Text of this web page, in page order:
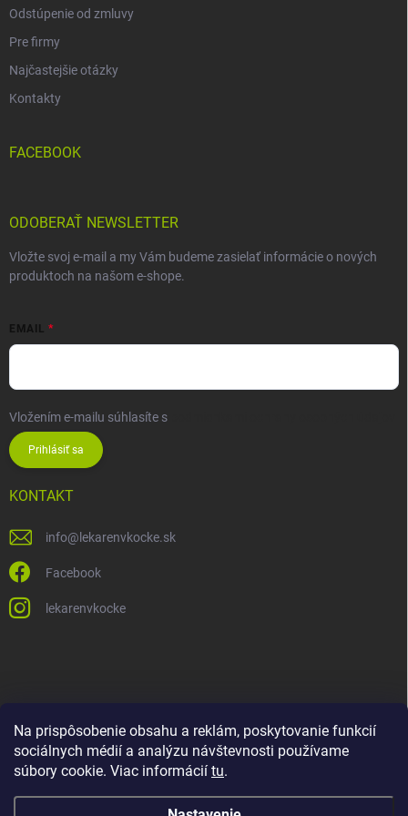
Na prispôsobenie obsahu a reklám, poskytovanie funkcií
sociálnych médií a analýzu návštevnosti používame
súbory cookie. Viac informácií tu.
Odstúpenie od zmluvy
Pre firmy
Najčastejšie otázky
Kontakty
FACEBOOK
ODOBERAŤ NEWSLETTER
Vložte svoj e-mail a my Vám budeme zasielať informácie o nových
produktoch na našom e-shope.
EMAIL
Vložením e-mailu súhlasíte s
Prihlásiť sa
KONTAKT
info@ lekarenvkocke.sk
Facebook
lekarenvkocke